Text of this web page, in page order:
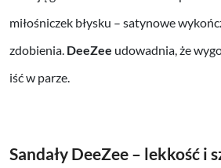
miłośniczek błysku – satynowe
zdobienia. DeeZee udowadnia, że
iść w parze.
Sandały DeeZee – lekkość i